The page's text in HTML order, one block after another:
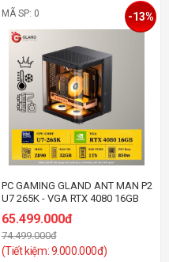
MÃ SP: 0
PC GAMING GLAND ANT MAN P2
U7 265K - VGA RTX 4080 16GB
65.499.000đ
74.499.000đ
(Tiết kiệm: 9.000.000đ)
-13%